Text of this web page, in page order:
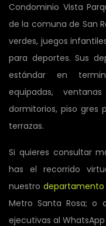
Condominio Vista
de la comuna de San
verdes, juegos
para deportes. Sus
estándar en
equipadas,
dormitorios, piso gres
terrazas.
Si quieres consultar
has el recorrido
nuestro departamento
Metro Santa Rosa; o
ejecutivas al